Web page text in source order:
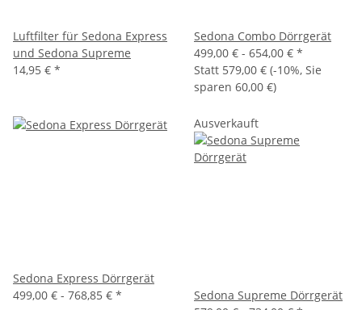
Luftfilter für Sedona Express
und Sedona Supreme
14,95 € *
Sedona Combo Dörrgerät
499,00 € - 654,00 € *
Statt 579,00 € (-10%, Sie
sparen 60,00 €)
Sedona Express Dörrgerät
499,00 € - 768,85 € *
Ausverkauft
Sedona Supreme Dörrgerät